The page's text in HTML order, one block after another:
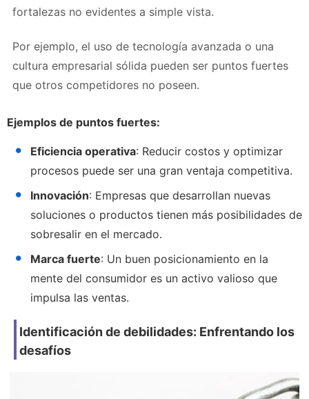
fortalezas no evidentes a simple vista.
Por ejemplo, el uso de tecnología avanzada o una
cultura empresarial sólida pueden ser puntos fuertes
que otros competidores no poseen.
Ejemplos de puntos fuertes:
Eficiencia operativa: Reducir costos y optimizar
procesos puede ser una gran ventaja competitiva.
Innovación: Empresas que desarrollan nuevas
soluciones o productos tienen más posibilidades de
sobresalir en el mercado.
Marca fuerte: Un buen posicionamiento en la
mente del consumidor es un activo valioso que
impulsa las ventas.
Identificación de debilidades: Enfrentando los
desafíos